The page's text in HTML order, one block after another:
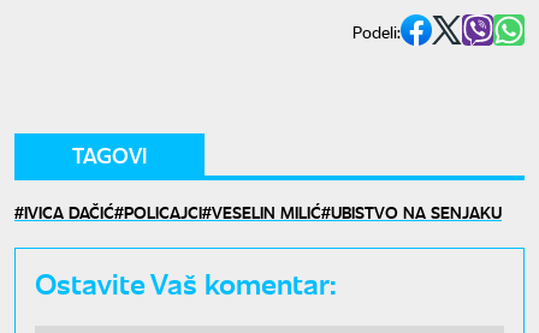
Podeli:
TAGOVI
IVICA DAČIĆ POLICAJCI VESELIN MILIĆ UBISTVO NA SENJAKU
Ostavite Vaš komentar: